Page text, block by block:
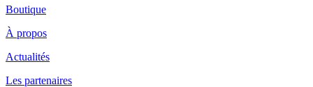
Boutique
À propos
Actualités
Les partenaires